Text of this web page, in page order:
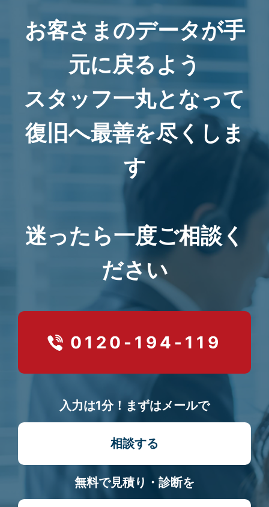
お客さまのデータが手
元に戻るよう
スタッフ一丸となって
復旧へ最善を尽くしま
す
迷ったら一度ご相談く
ださい
0120-194-119
入力は1分！まずはメールで
相談する
無料で見積り・診断を